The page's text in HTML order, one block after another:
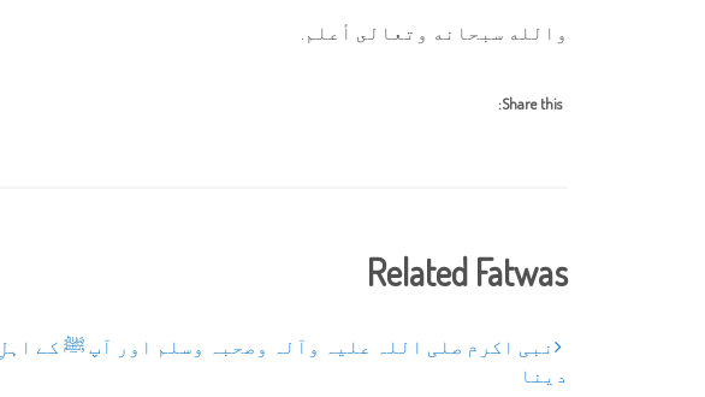
والله سبحانه وتعالى أعلم.
Share this:
Related Fatwas
نبی اکرم صلی اللہ علیہ وآلہ وصحبہ وسلم اور آپ ﷺ کے
دینا